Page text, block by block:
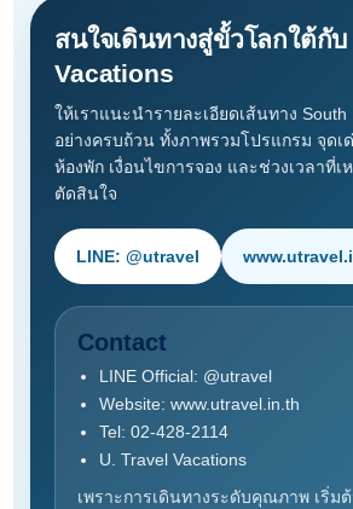
สนใจเดินทางสู่ขั้วโลกใต้กับ
Vacations
ให้เราแนะนำรายละเอียดเส้นทาง South
อย่างครบถ้วน ทั้งภาพรวมโปรแกรม จุดเ
ห้องพัก เงื่อนไขการจอง และช่วงเวลาที่
ตัดสินใจ
LINE: @utravel
Contact
LINE Official: @utravel
Website: www.utravel.in.th
Tel: 02-428-2114
U. Travel Vacations
เพราะการเดินทางระดับคุณภาพ เริ่ม